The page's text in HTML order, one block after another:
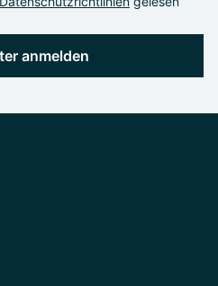
anmelden